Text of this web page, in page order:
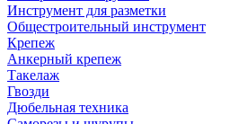
Инструмент для разметки
Общестроительный инструмент
Крепеж
Анкерный крепеж
Такелаж
Гвозди
Дюбельная техника